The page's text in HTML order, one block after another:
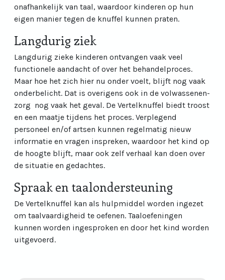
onafhankelijk van taal, waardoor kinderen op hun
eigen manier tegen de knuffel kunnen praten.
Langdurig ziek
Langdurig zieke kinderen ontvangen vaak veel
functionele aandacht of over het behandelproces.
Maar hoe het zich hier nu onder voelt, blijft nog vaak
onderbelicht. Dat is overigens ook in de volwassenen-
zorg nog vaak het geval. De Vertelknuffel biedt troost
en een maatje tijdens het proces. Verplegend
personeel en/of artsen kunnen regelmatig nieuw
informatie en vragen inspreken, waardoor het kind op
de hoogte blijft, maar ook zelf verhaal kan doen over
de situatie en gedachtes.
Spraak en taalondersteuning
De Vertelknuffel kan als hulpmiddel worden ingezet
om taalvaardigheid te oefenen. Taaloefeningen
kunnen worden ingesproken en door het kind worden
uitgevoerd.